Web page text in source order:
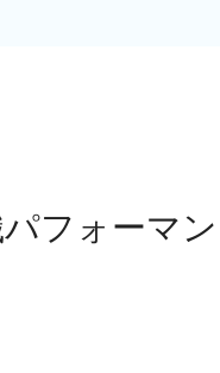
フォーマン